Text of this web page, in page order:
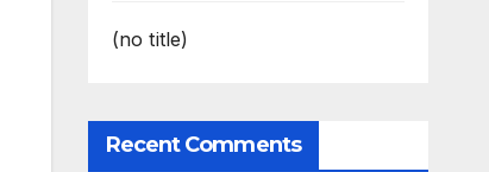
(no title)
Recent Comments